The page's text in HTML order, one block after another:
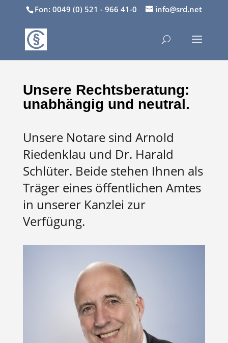
Fon: 0049 (0) 521 - 966 41-0 info@srd.net
Unsere Rechtsberatung:
unabhängig und neutral.
Unsere Notare sind Arnold
Riedenklau und Dr. Harald
Schlüter. Beide stehen Ihnen als
Träger eines öffentlichen Amtes
in unserer Kanzlei zur
Verfügung.